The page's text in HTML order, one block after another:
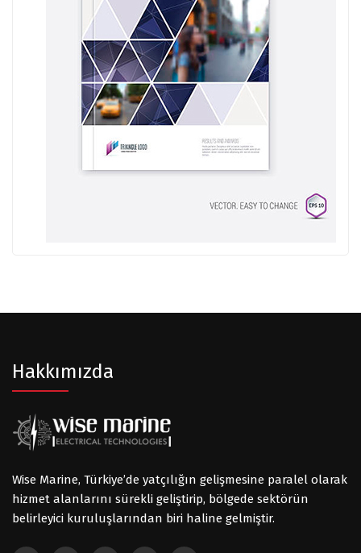
Hakkımızda
Wise Marine, Türkiye’de yatçılığın gelişmesine paralel olarak
hizmet alanlarını sürekli geliştirip, bölgede sektörün
belirleyici kuruluşlarından biri haline gelmiştir.